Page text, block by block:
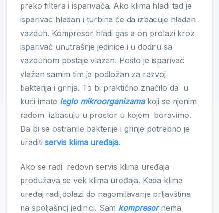
preko filtera i isparivača. Ako klima hladi tad je
isparivac hladan i turbina će da izbacuje hladan
vazduh. Kompresor hladi gas a on prolazi kroz
isparivač unutrašnje jedinice i u dodiru sa
vazduhom postaje vlažan. Pošto je isparivač
vlažan samim tim je podložan za razvoj
bakterija i grinja. To bi praktično značilo da u
kući imate leglo mikroorganizamakoji se njenim
radom izbacuju u prostor u kojem boravimo.
Da bi se ostranile bakterije i grinje potrebno je
uraditi servis klima uređaja.
Ako se radi redovn servis klima uređaja
produžava se vek klima uređaja. Kada klima
uređaj radi,dolazi do nagomilavanje prljavština
na spoljašnoj jedinici. Sam kompresornema